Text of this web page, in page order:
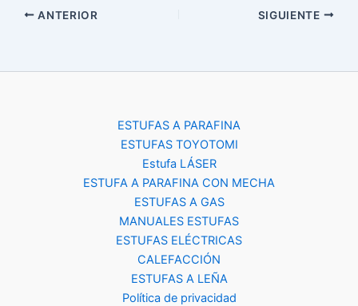
ANTERIOR SIGUIENTE
ESTUFAS A PARAFINA
ESTUFAS TOYOTOMI
Estufa LÁSER
ESTUFA A PARAFINA CON MECHA
ESTUFAS A GAS
MANUALES ESTUFAS
ESTUFAS ELÉCTRICAS
CALEFACCIÓN
ESTUFAS A LEÑA
Política de privacidad